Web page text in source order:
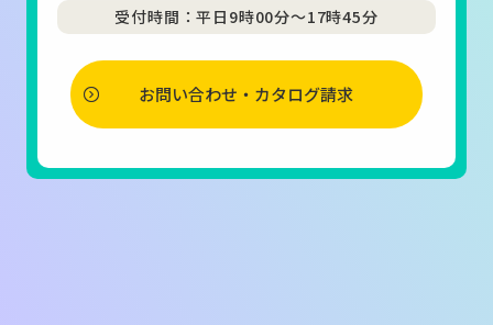
受付時間：平日9時00分～17時45分
お問い合わせ・カタログ請求